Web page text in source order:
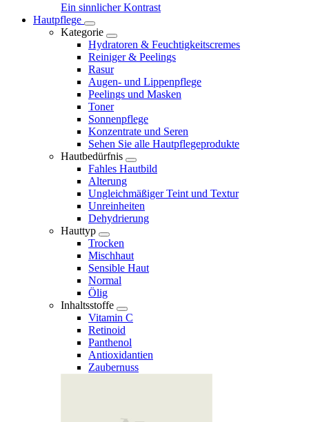
Ein sinnlicher Kontrast
Hautpflege
Kategorie
Hydratoren & Feuchtigkeitscremes
Reiniger & Peelings
Rasur
Augen- und Lippenpflege
Peelings und Masken
Toner
Sonnenpflege
Konzentrate und Seren
Sehen Sie alle Hautpflegeprodukte
Hautbedürfnis
Fahles Hautbild
Alterung
Ungleichmäßiger Teint und Textur
Unreinheiten
Dehydrierung
Hauttyp
Trocken
Mischhaut
Sensible Haut
Normal
Ölig
Inhaltsstoffe
Vitamin C
Retinoid
Panthenol
Antioxidantien
Zaubernuss